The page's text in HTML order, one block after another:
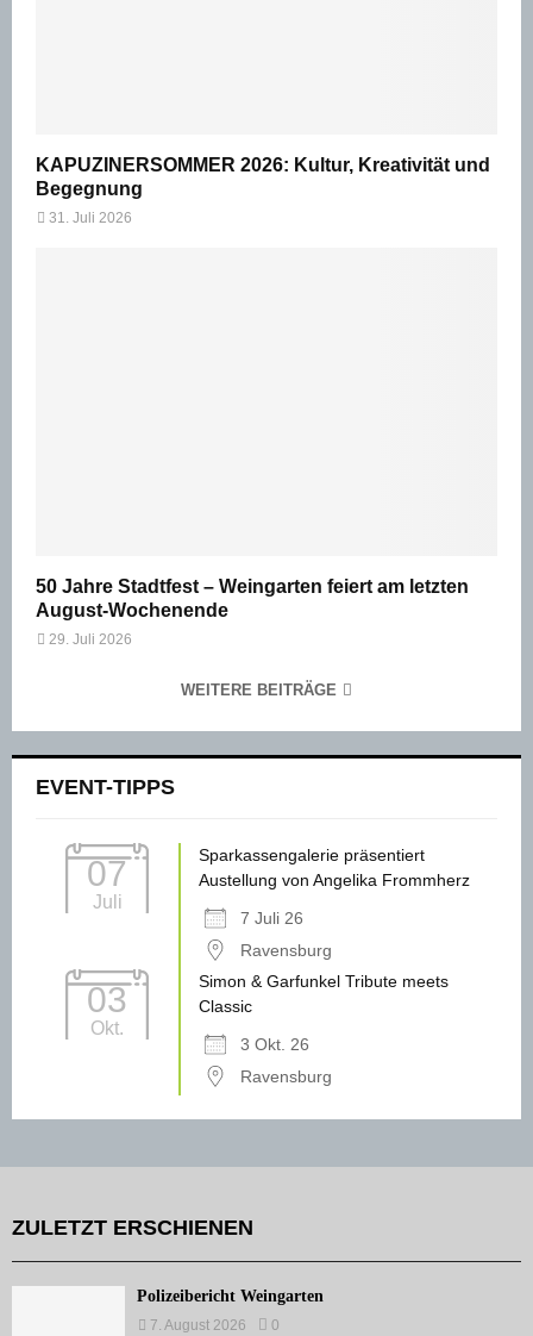
KAPUZINERSOMMER 2026: Kultur, Kreativität und
Begegnung
31. Juli 2026
50 Jahre Stadtfest – Weingarten feiert am letzten
August-Wochenende
29. Juli 2026
WEITERE BEITRÄGE
EVENT-TIPPS
07
Juli
Sparkassengalerie präsentiert
Austellung von Angelika Frommherz
7 Juli 26
Ravensburg
03
Okt.
Simon & Garfunkel Tribute meets
Classic
3 Okt. 26
Ravensburg
ZULETZT ERSCHIENEN
Polizeibericht Weingarten
7. August 2026 0